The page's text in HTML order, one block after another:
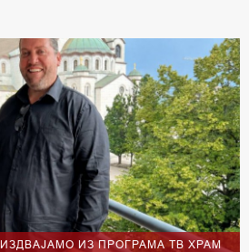
ИЗДВАЈАМО ИЗ ПРОГРАМА ТВ ХРАМ